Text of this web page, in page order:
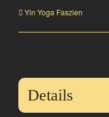
Yin Yoga Faszien
Details